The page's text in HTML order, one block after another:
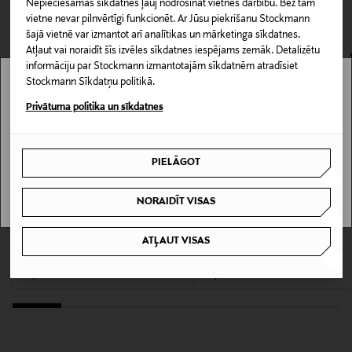
Nepieciešamās sīkdatnes ļauj nodrošināt vietnes darbību. Bez tām
vietne nevar pilnvērtīgi funkcionēt. Ar Jūsu piekrišanu Stockmann
šajā vietnē var izmantot arī analītikas un mārketinga sīkdatnes.
Atļaut vai noraidīt šīs izvēles sīkdatnes iespējams zemāk. Detalizētu
informāciju par Stockmann izmantotajām sīkdatnēm atradīsiet
Stockmann Sīkdatņu politikā.
Privātuma politika un sīkdatnes
PIELĀGOT
NORAIDĪT VISAS
ATĻAUT VISAS
valkāšanai, gan slāņošanai.
LASĪT VAIRĀK
Materiāls
100% kokvilna
Kopšanas instrukcijas
mazgāšanu skatiet produkta etiķetē.
JET BLACK
Piegāde uz saņemšanas punktu
0,00 € – 4,90 €
CITI KLIENTI SKATĪJĀS ARĪ
KUPONA PRIEKŠROCĪBA
Underground T-krekls
74,90 €
KUPONA PRIEKŠROCĪBA
ALLSAINTS
Underground Crew T-krekls
79,90 €
Stockmann nav pieejams tavā valstī.
I UNDERSTAND